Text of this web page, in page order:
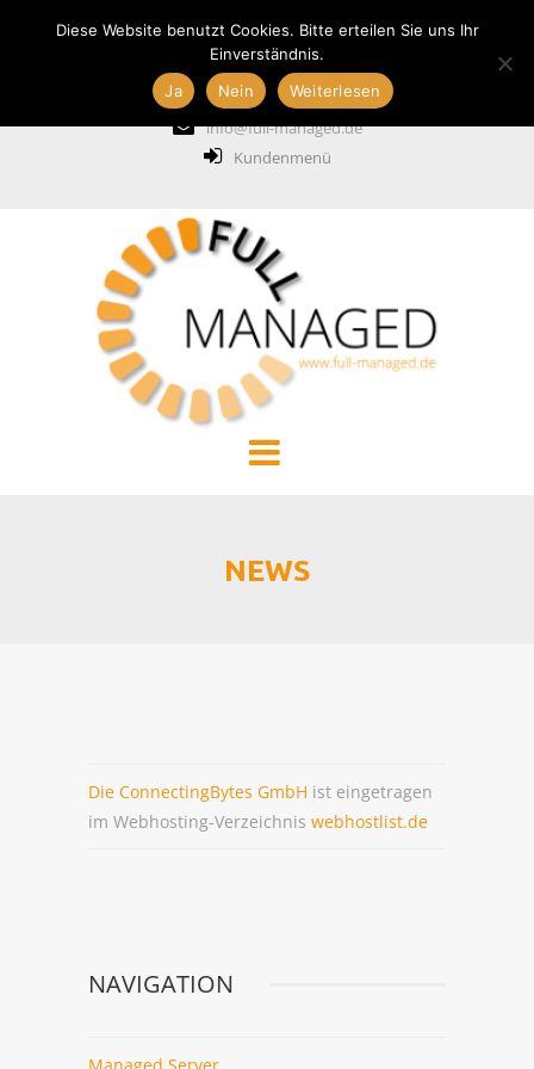
+49 211 6887837
info@full-managed.de
Kundenmenü
MANAGED HOSTING
MANAGED ADDONS
NEWS
Die ConnectingBytes GmbH ist eingetragen
im Webhosting-Verzeichnis webhostlist.de
NAVIGATION
Diese Website benutzt Cookies. Bitte erteilen Sie uns Ihr
Einverständnis.
Ja
Nein Weiterlesen